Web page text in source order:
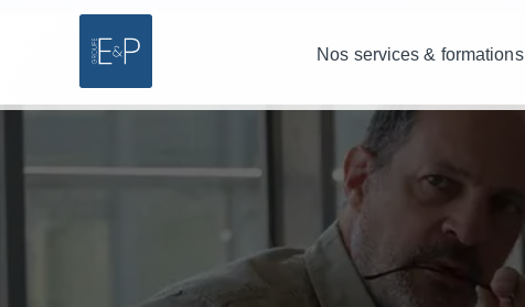
Nos services & formations